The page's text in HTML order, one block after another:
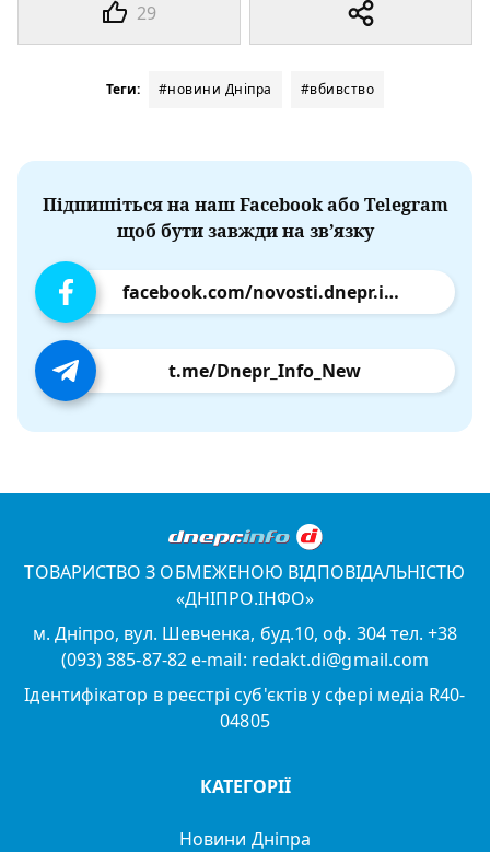
29
Теги: #новини Дніпра #вбивство
Підпишіться на наш Facebook або Telegram
щоб бути завжди на зв’язку
facebook.com/novosti.dnepr.info
t.me/Dnepr_Info_New
ТОВАРИСТВО З ОБМЕЖЕНОЮ ВІДПОВІДАЛЬНІСТЮ
«ДНІПРО.ІНФО»
м. Дніпро, вул. Шевченка, буд.10, оф. 304 тел. +38
(093) 385-87-82 e-mail: redakt.di@gmail.com
Ідентифікатор в реєстрі суб'єктів у сфері медіа R40-
04805
КАТЕГОРІЇ
Новини Дніпра